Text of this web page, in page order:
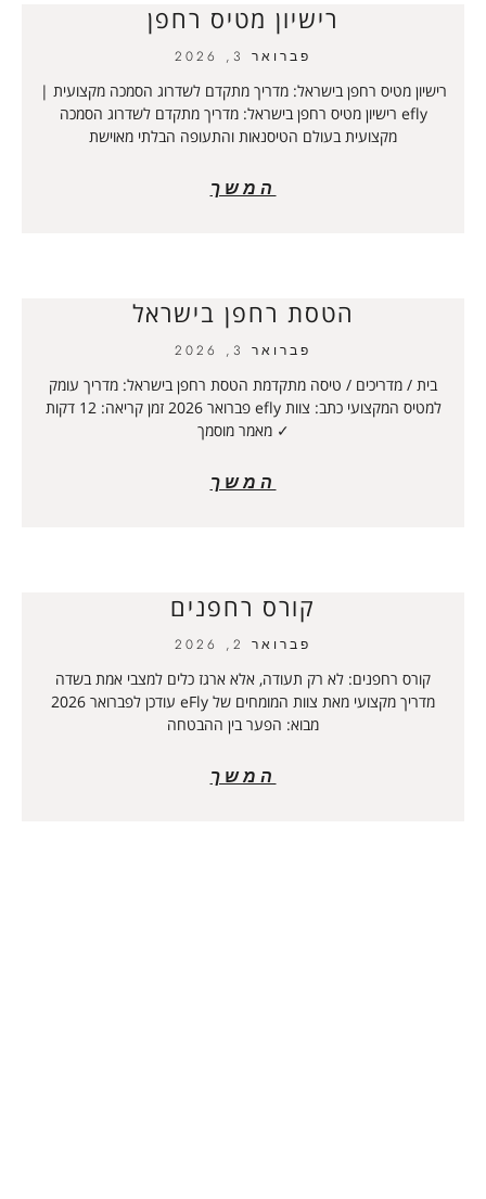
רישיון מטיס רחפן
פברואר 3, 2026
רישיון מטיס רחפן בישראל: מדריך מתקדם לשדרוג הסמכה מקצועית |
efly רישיון מטיס רחפן בישראל: מדריך מתקדם לשדרוג הסמכה
מקצועית בעולם הטיסנאות והתעופה הבלתי מאוישת
המשך
הטסת רחפן בישראל
פברואר 3, 2026
בית / מדריכים / טיסה מתקדמת הטסת רחפן בישראל: מדריך עומק
למטיס המקצועי כתב: צוות efly פברואר 2026 זמן קריאה: 12 דקות
✓ מאמר מוסמך
המשך
קורס רחפנים
פברואר 2, 2026
קורס רחפנים: לא רק תעודה, אלא ארגז כלים למצבי אמת בשדה
מדריך מקצועי מאת צוות המומחים של eFly עודכן לפברואר 2026
מבוא: הפער בין ההבטחה
המשך